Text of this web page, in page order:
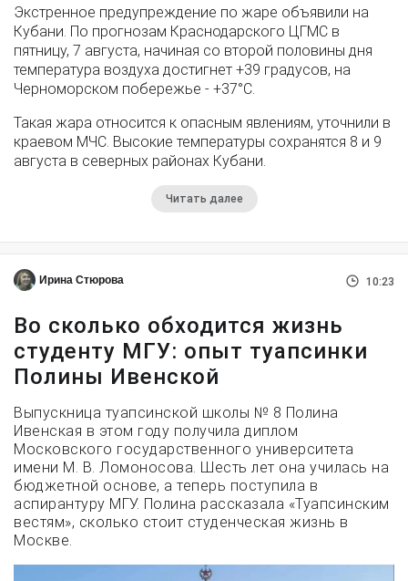
Экстренное предупреждение по жаре объявили на
Кубани. По прогнозам Краснодарского ЦГМС в
пятницу, 7 августа, начиная со второй половины дня
температура воздуха достигнет +39 градусов, на
Черноморском побережье - +37°­С.
Такая жара относится к опасным явлениям, уточнили в
краевом МЧС. Высокие температуры сохранятся 8 и 9
августа в северных районах Кубани.
Читать далее
Ирина Стюрова 10:23
Во сколько обходится жизнь
студенту МГУ: опыт туапсинки
Полины Ивенской
Выпускница туапсинской школы № 8 Полина
Ивенская в этом году получила диплом
Московского государственного университета
имени М. В. Ломоносова. Шесть лет она училась на
бюджетной основе, а теперь поступила в
аспирантуру МГУ. Полина рассказала «Туапсинским
вестям», сколько стоит студенческая жизнь в
Москве.